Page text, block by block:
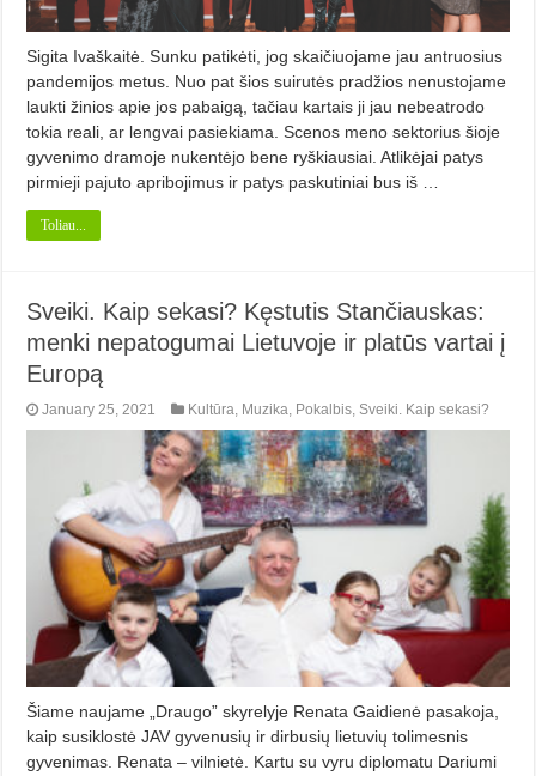
Sigita Ivaškaitė. Sunku patikėti, jog skaičiuojame jau antruosius
pandemijos metus. Nuo pat šios suirutės pradžios nenustojame
laukti žinios apie jos pabaigą, tačiau kartais ji jau nebeatrodo
tokia reali, ar lengvai pasiekiama. Scenos meno sektorius šioje
gyvenimo dramoje nukentėjo bene ryškiausiai. Atlikėjai patys
pirmieji pajuto apribojimus ir patys paskutiniai bus iš …
Toliau...
Sveiki. Kaip sekasi? Kęstutis Stančiauskas:
menki nepatogumai Lietuvoje ir platūs vartai į
Europą
January 25, 2021 Kultūra, Muzika, Pokalbis, Sveiki. Kaip sekasi?
Šiame naujame „Draugo” skyrelyje Renata Gaidienė pasakoja,
kaip susiklostė JAV gyvenusių ir dirbusių lietuvių tolimesnis
gyvenimas. Renata – vilnietė. Kartu su vyru diplomatu Dariumi